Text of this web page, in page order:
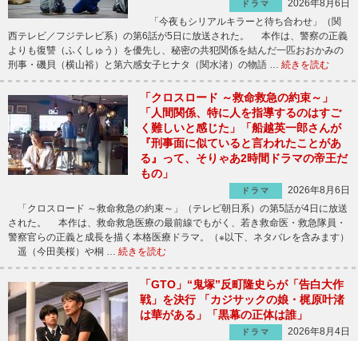
ドラマ
2026年8月6日
「今夜もシリアルキラーと待ち合わせ」（関
西テレビ／フジテレビ系）の第6話が5日に放送された。 本作は、警察の正義
よりも復讐（ふくしゅう）を優先し、秘密の共犯関係を結んだ一匹おおかみの
刑事・磯貝（横山裕）と第六感女子ヒナタ（関水渚）の物語 … 続きを読む
「クロスロード ～救命救急の約束～」
「人間関係、特に人を指導するのはすご
く難しいと感じた」「船越英一郎さんが
『刑事面に似ていると言われたことがあ
る』って、そりゃあ2時間ドラマの帝王だ
もの」
ドラマ
2026年8月6日
「クロスロード ～救命救急の約束～」（テレビ朝日系）の第5話が4日に放送
された。 本作は、救命救急医療の最前線でもがく、若き救命医・救急隊員・
警察官らの正義と成長を描く本格医療ドラマ。（※以下、ネタバレを含みます）
遥（今田美桜）や桐 … 続きを読む
「GTO」“鬼塚”反町隆史らが「告白大作
戦」を決行 「カジサックの娘・梶原叶渚
は華がある」「黒幕の正体は誰」
ドラマ
2026年8月4日